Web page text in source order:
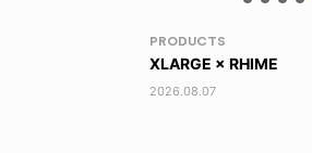
VOICE OF FREEDOM
AKIRA OZAWA / 尾澤 彰
2021.09.02